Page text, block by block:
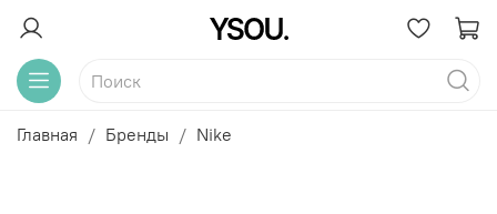
Главная Бренды Nike